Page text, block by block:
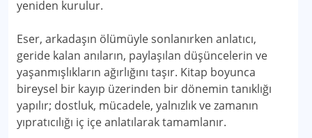
yeniden kurulur.
Eser, arkadaşın ölümüyle sonlanırken anlatıcı,
geride kalan anıların, paylaşılan düşüncelerin ve
yaşanmışlıkların ağırlığını taşır. Kitap boyunca
bireysel bir kayıp üzerinden bir dönemin tanıklığı
yapılır; dostluk, mücadele, yalnızlık ve zamanın
yıpratıcılığı iç içe anlatılarak tamamlanır.